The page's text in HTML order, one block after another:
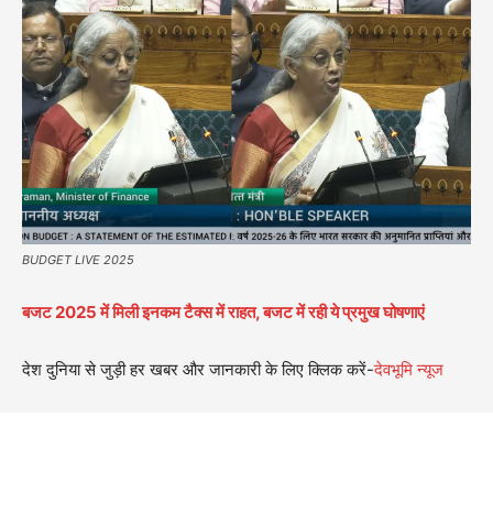
BUDGET LIVE 2025
बजट 2025 में मिली इनकम टैक्स में राहत, बजट में रही ये प्रमुख घोषणाएं
देश दुनिया से जुड़ी हर खबर और जानकारी के लिए क्लिक करें-देवभूमि न्यूज